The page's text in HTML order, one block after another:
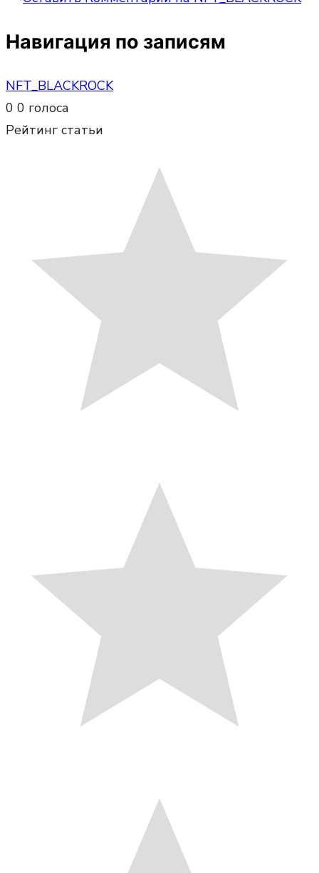
Навигация по записям
NFT_BLACKROCK
0 0 голоса
Рейтинг статьи